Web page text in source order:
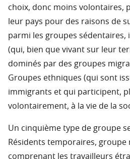
choix, donc moins volontaires,
leur pays pour des raisons de
parmi les groupes sédentaires,
(qui, bien que vivant sur leur
dominés par des groupes
Groupes ethniques (qui sont
immigrants et qui participent,
volontairement, à la vie de la
Un cinquième type de groupe
Résidents temporaires,
comprenant les travailleurs